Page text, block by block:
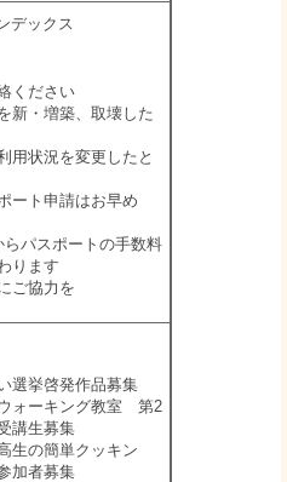
デックス
ください
新・増築、取壊した
用状況を変更したと
ート申請はお早め
らパスポートの手数料
ります
ご協力を
選挙啓発作品募集
ォーキング教室 第2
講生募集
生の簡単クッキン
加者募集